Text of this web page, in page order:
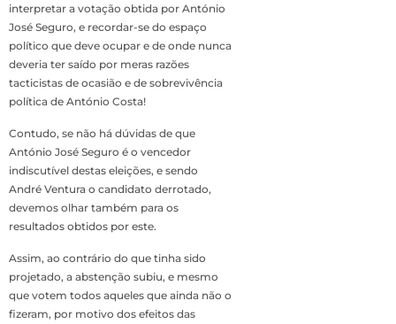
interpretar a votação obtida por António
José Seguro, e recordar-se do espaço
político que deve ocupar e de onde nunca
deveria ter saído por meras razões
tacticistas de ocasião e de sobrevivência
política de António Costa!
Contudo, se não há dúvidas de que
António José Seguro é o vencedor
indiscutível destas eleições, e sendo
André Ventura o candidato derrotado,
devemos olhar também para os
resultados obtidos por este.
Assim, ao contrário do que tinha sido
projetado, a abstenção subiu, e mesmo
que votem todos aqueles que ainda não o
fizeram, por motivo dos efeitos das